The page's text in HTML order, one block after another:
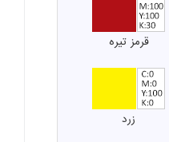
قرمز تیره
زرد